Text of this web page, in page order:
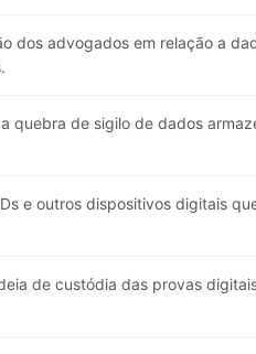
dos advogados em relação a
quebra de sigilo de dados
e outros dispositivos digitais
de custódia das provas